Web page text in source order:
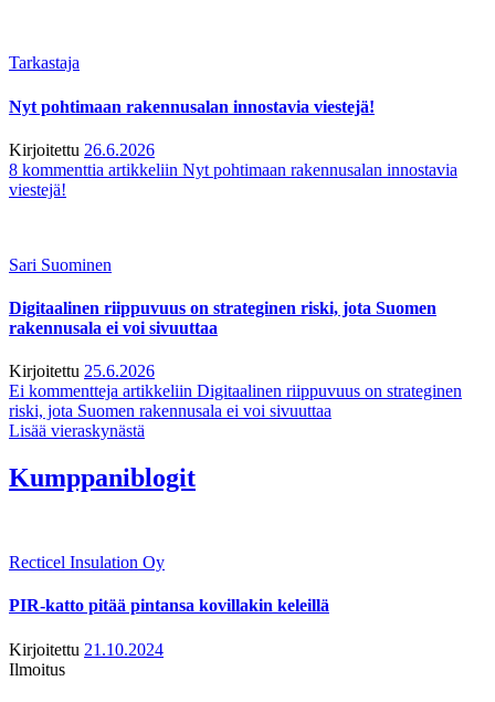
Tarkastaja
Nyt pohtimaan rakennusalan innostavia viestejä!
Kirjoitettu 26.6.2026
8 kommenttia artikkeliin Nyt pohtimaan rakennusalan innostavia
viestejä!
Sari Suominen
Digitaalinen riippuvuus on strateginen riski, jota Suomen
rakennusala ei voi sivuuttaa
Kirjoitettu 25.6.2026
Ei kommentteja artikkeliin Digitaalinen riippuvuus on strateginen
riski, jota Suomen rakennusala ei voi sivuuttaa
Lisää vieraskynästä
Kumppaniblogit
Recticel Insulation Oy
PIR-katto pitää pintansa kovillakin keleillä
Kirjoitettu 21.10.2024
Ilmoitus